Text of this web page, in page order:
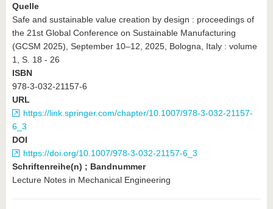
Quelle
Safe and sustainable value creation by design : proceedings of
the 21st Global Conference on Sustainable Manufacturing
(GCSM 2025), September 10–12, 2025, Bologna, Italy : volume
1, S. 18 - 26
ISBN
978-3-032-21157-6
URL
https://link.springer.com/chapter/10.1007/978-3-032-21157-
6_3
DOI
https://doi.org/10.1007/978-3-032-21157-6_3
Schriftenreihe(n) ; Bandnummer
Lecture Notes in Mechanical Engineering